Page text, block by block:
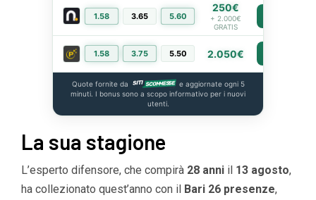
1.58 3.65 5.60
250€
+ 2.000€
GRATIS
1.58 3.75 5.50 2.050€
Quote fornite da
e aggiornate ogni 5
minuti. I bonus sono a scopo informativo per i nuovi
utenti.
La sua stagione
L’esperto difensore, che compirà 28 anni il 13 agosto,
ha collezionato quest’anno con il Bari 26 presenze,